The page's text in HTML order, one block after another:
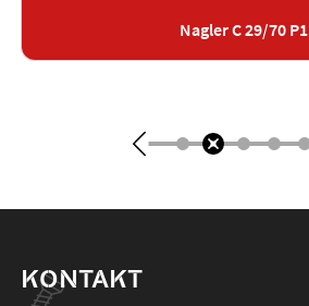
Nagler C 29/70 P1
KONTAKT